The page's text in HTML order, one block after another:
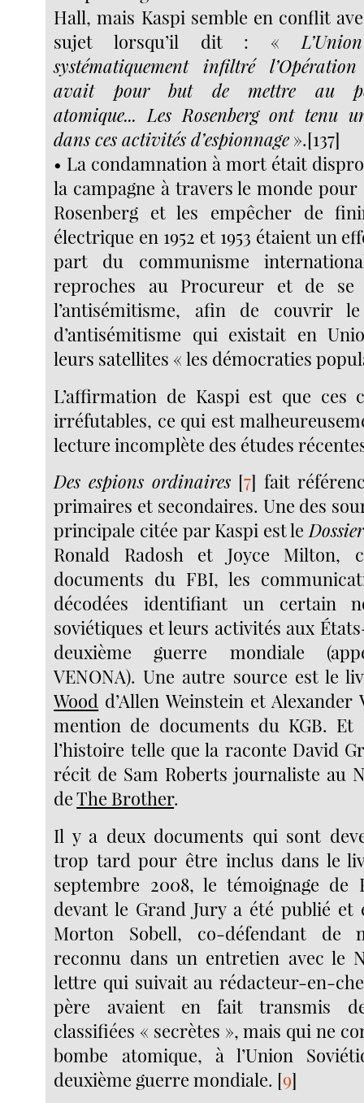
Hall, mais Kaspi semble en conflit
sujet lorsqu’il dit : «
systématiquement infiltré
avait pour but de mettre au
atomique... Les Rosenberg ont tenu
dans ces activités d’espionnage ».[137]
• La condamnation à mort était
la campagne à travers le monde pour
Rosenberg et les empêcher de
électrique en 1952 et 1953 étaient un
part du communisme
reproches au Procureur et de se
l’antisémitisme, afin de couvrir
d’antisémitisme qui existait en
leurs satellites « les démocraties
L’affirmation de Kaspi est que ces
irréfutables, ce qui est
lecture incomplète des études
Des espions ordinaires [7] fait
primaires et secondaires. Une des
principale citée par Kaspi est le
Ronald Radosh et Joyce Milton,
documents du FBI, les
décodées identifiant un certain
soviétiques et leurs activités aux
deuxième guerre mondiale
VENONA). Une autre source est le
Wood d’Allen Weinstein et Alexander
mention de documents du KGB.
l’histoire telle que la raconte David
récit de Sam Roberts journaliste au
deThe Brother.
Il y a deux documents qui sont
trop tard pour être inclus dans le
septembre 2008, le témoignage de
devant le Grand Jury a été publié et
Morton Sobell, co-défendant de
reconnu dans un entretien avec le
lettre qui suivait au rédacteur-en-
père avaient en fait transmis
classifiées « secrètes », mais qui ne
bombe atomique, à l’Union
deuxième guerre mondiale. [9]